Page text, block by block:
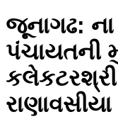
જૂનાગઢ:
પંચાયતની
રાણાવસીયા